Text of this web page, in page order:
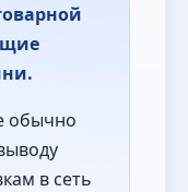
обычно
в сеть